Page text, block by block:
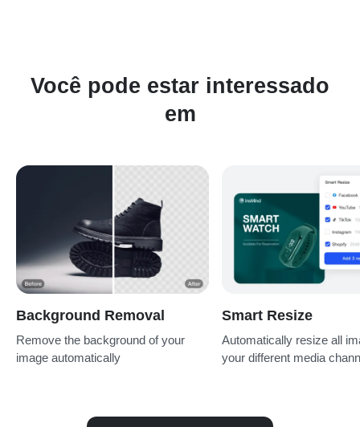
Você pode estar interessado
em
Background Removal
Remove the background of your
image automatically
Smart Resize
Automatically resize all
your different media